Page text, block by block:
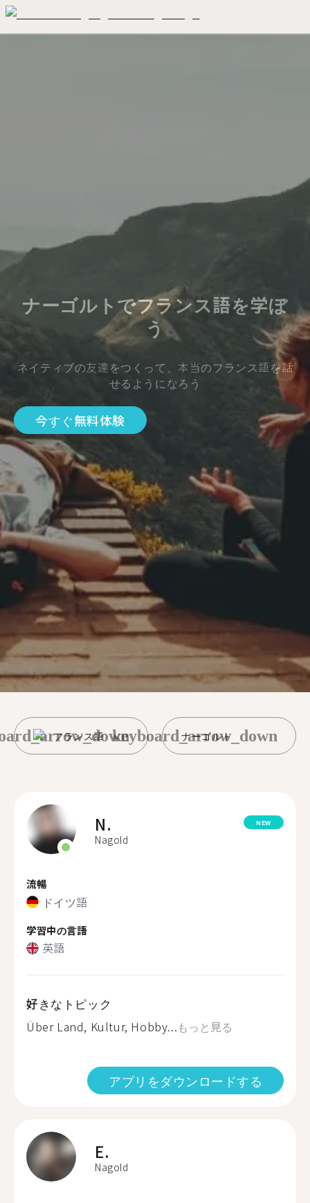
ナーゴルトでフランス語を学ぼ
う
ネイティブの友達をつくって、本当のフランス語を話
せるようになろう
今すぐ無料体験
フランス語 ナーゴルト
keyboard_arrow_down
N.
Nagold
NEW
流暢
ドイツ語
学習中の言語
英語
好きなトピック
Über Land, Kultur, Hobby...もっと見る
アプリをダウンロードする
E.
Nagold